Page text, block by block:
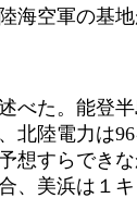
空軍の基
た。能登
陸電力は
すらでき
美浜は１